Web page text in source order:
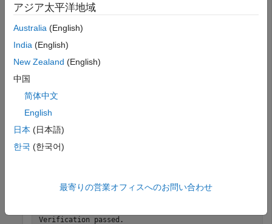
最初に、この例で使用するクラスをインポートします。
import
import matlab.unittest.constraints.HasNaN
対話型テスト用にテスト ケースを作成します。
NaN が HasNaN
testCase.verifyThat(NaN,HasNaN)
Verification passed.
アジア太平洋地域
Australia (English)
India (English)
New Zealand (English)
中国
简体中文
English
日本 (日本語)
한국 (한국어)
最寄りの営業オフィスへのお問い合わせ